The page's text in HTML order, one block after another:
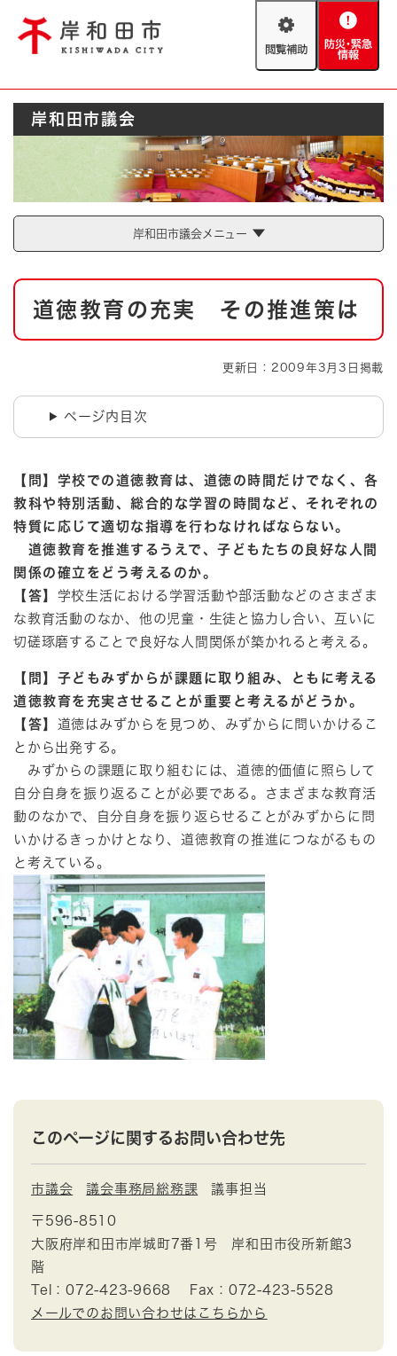
閲
助
防
緊
情
報
Foreign language
やさしい日本語
とじる
防災・緊急情報
ハザードマップ AED設置箇所
とじる
岸和田市議会
岸和田市議会メニュー
本
道徳教育の充実 その推進策は
更新日：2009年3月3日掲載
ページ内目次
【問】学校での道徳教育は、道徳の時間だけでなく、各
教科や特別活動、総合的な学習の時間など、それぞれの
特質に応じて適切な指導を行わなければならない。
道徳教育を推進するうえで、子どもたちの良好な人間
関係の確立をどう考えるのか。
【答】 学校生活における学習活動や部活動などのさまざま
な教育活動のなか、他の児童・生徒と協力し合い、互いに
切磋琢磨することで良好な人間関係が築かれると考える。
【問】子どもみずからが課題に取り組み、ともに考える
道徳教育を充実させることが重要と考えるがどうか。
【答】 道徳はみずからを見つめ、みずからに問いかけるこ
とから出発する。
みずからの課題に取り組むには、道徳的価値に照らして
自分自身を振り返ることが必要である。さまざまな教育活
動のなかで、自分自身を振り返らせることがみずからに問
いかけるきっかけとなり、道徳教育の推進につながるもの
と考えている。
このページに関するお問い合わせ先
市議会 議会事務局総務課 議事担当
〒596-8510
大阪府岸和田市岸城町7番1号 岸和田市役所新館3
階
Tel：072-423-9668
Fax：072-423-5528
メールでのお問い合わせはこちらから